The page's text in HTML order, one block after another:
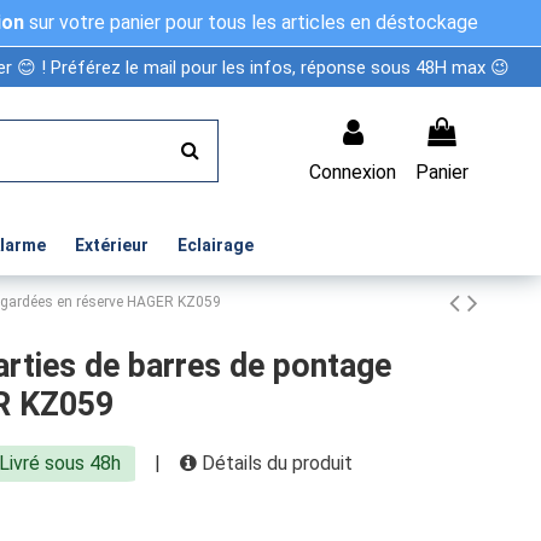
sur votre panier pour tous les articles en déstockage
😊 ! Préférez le mail pour les infos, réponse sous 48H max 😉
Connexion Panier
Extérieur Eclairage
en réserve HAGER KZ059
de barres de pontage
KZ059
sous 48h Détails du produit